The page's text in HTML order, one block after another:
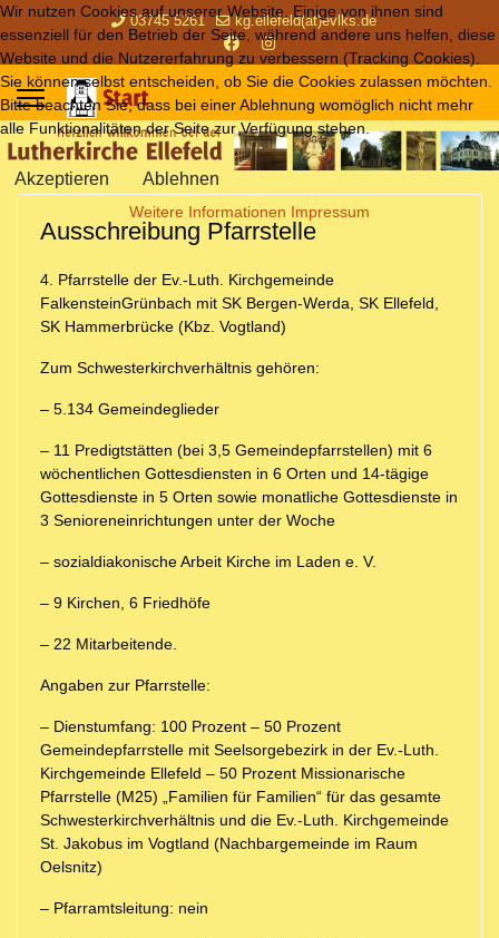
03745 5261 kg.ellefeld(at)evlks.de
Ausschreibung Pfarrstelle
4. Pfarrstelle der Ev.-Luth. Kirchgemeinde
FalkensteinGrünbach mit SK Bergen-Werda, SK Ellefeld,
SK Hammerbrücke (Kbz. Vogtland)
Zum Schwesterkirchverhältnis gehören:
– 5.134 Gemeindeglieder
– 11 Predigtstätten (bei 3,5 Gemeindepfarrstellen) mit 6
wöchentlichen Gottesdiensten in 6 Orten und 14-tägige
Gottesdienste in 5 Orten sowie monatliche Gottesdienste in
3 Senioreneinrichtungen unter der Woche
– sozialdiakonische Arbeit Kirche im Laden e. V.
– 9 Kirchen, 6 Friedhöfe
– 22 Mitarbeitende.
Angaben zur Pfarrstelle:
– Dienstumfang: 100 Prozent – 50 Prozent
Gemeindepfarrstelle mit Seelsorgebezirk in der Ev.-Luth.
Kirchgemeinde Ellefeld – 50 Prozent Missionarische
Pfarrstelle (M25) „Familien für Familien“ für das gesamte
Schwesterkirchverhältnis und die Ev.-Luth. Kirchgemeinde
St. Jakobus im Vogtland (Nachbargemeinde im Raum
Oelsnitz)
– Pfarramtsleitung: nein
Wir nutzen Cookies auf unserer Website. Einige von ihnen sind
essenziell für den Betrieb der Seite, während andere uns helfen, diese
Website und die Nutzererfahrung zu verbessern (Tracking Cookies).
Sie können selbst entscheiden, ob Sie die Cookies zulassen möchten.
Bitte beachten Sie, dass bei einer Ablehnung womöglich nicht mehr
alle Funktionalitäten der Seite zur Verfügung stehen.
Akzeptieren Ablehnen
Weitere Informationen Impressum